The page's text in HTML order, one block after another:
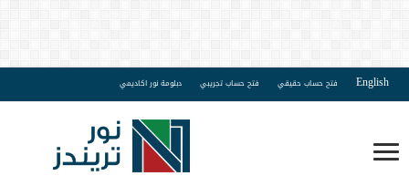
English فتح حساب حقيقي فتح حساب تجريبي دبلومة نور اكاديمي